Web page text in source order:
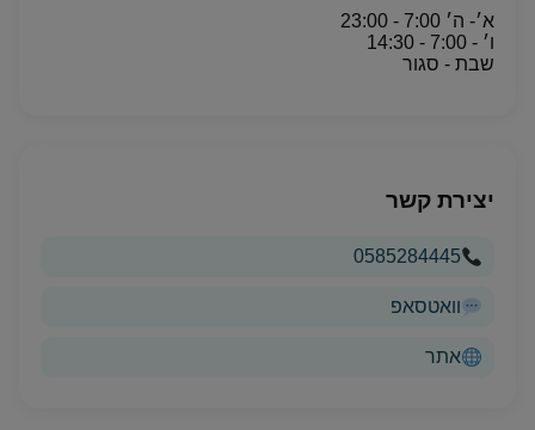
א׳- ה׳ 7:00 - 23:00
ו׳ - 7:00 - 14:30
שבת - סגור
יצירת קשר
0585284445
וואטסאפ
אתר